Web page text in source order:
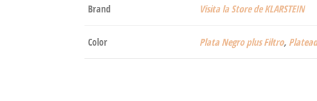
Brand Visita la Store de KLARSTEIN
Color Plata Negro plus Filtro,